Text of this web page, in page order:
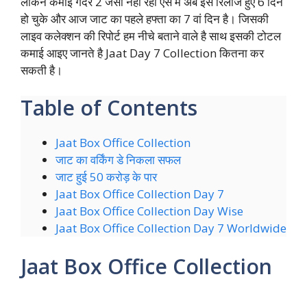
हो चुके और आज जाट का पहले हफ्ता का 7 वां दिन है। जिसकी
लाइव कलेक्शन की रिपोर्ट हम नीचे बताने वाले है साथ इसकी टोटल
कमाई आइए जानते है Jaat Day 7 Collection कितना कर
सकती है।
Table of Contents
Jaat Box Office Collection
जाट का वर्किंग डे निकला सफल
जाट हुई 50 करोड़ के पार
Jaat Box Office Collection Day 7
Jaat Box Office Collection Day Wise
Jaat Box Office Collection Day 7 Worldwide
Jaat Box Office Collection